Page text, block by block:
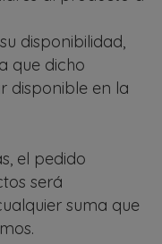
disponibilidad,
que dicho
disponible en la
el pedido
será
suma que